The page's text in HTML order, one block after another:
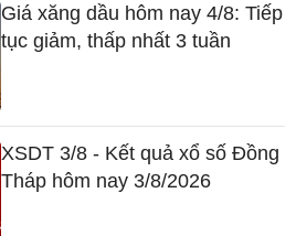
Giá xăng dầu hôm nay 4/8: Tiếp
tục giảm, thấp nhất 3 tuần
XSDT 3/8 - Kết quả xổ số Đồng
Tháp hôm nay 3/8/2026